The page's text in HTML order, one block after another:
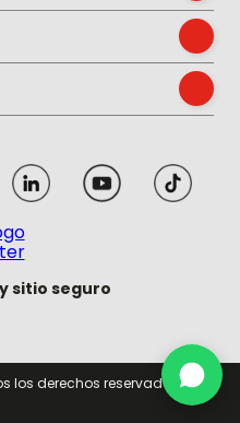
sitio seguro
los derechos reservados.